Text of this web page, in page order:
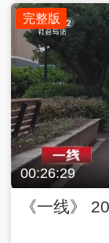
完整版
00:26:29
《一线》